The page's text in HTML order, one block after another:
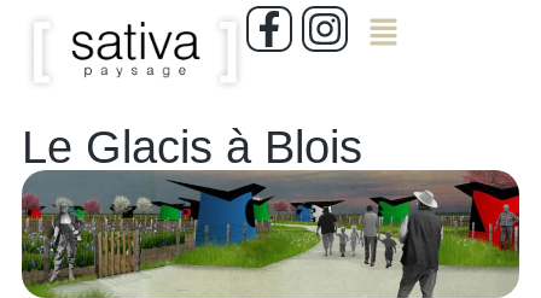
Le Glacis à Blois